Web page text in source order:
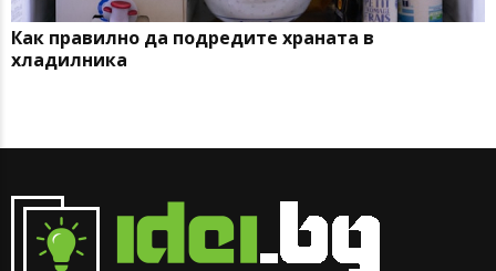
Как правилно да подредите храната в
хладилника